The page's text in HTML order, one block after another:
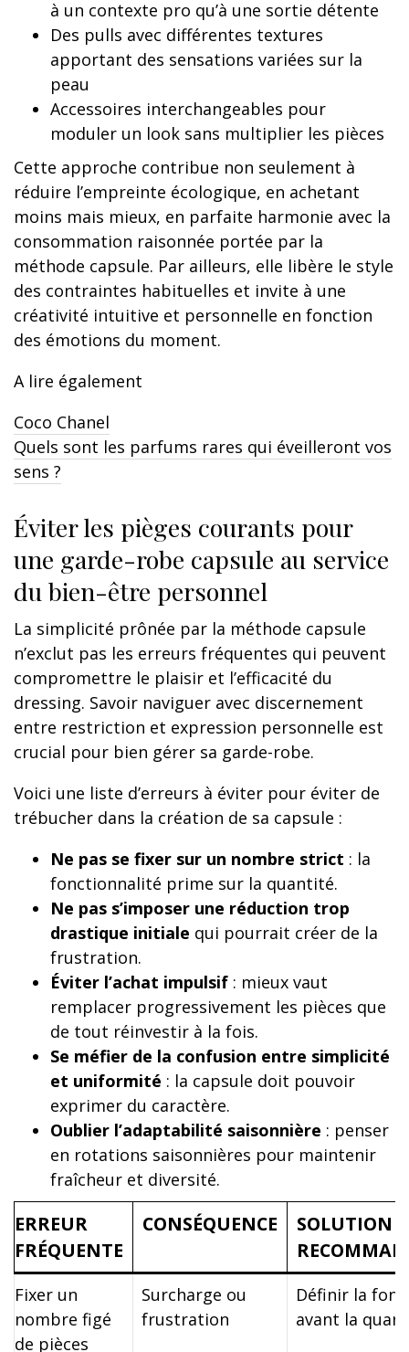
à un contexte pro qu’à une sortie détente
Des pulls avec différentes textures
apportant des sensations variées sur la
peau
Accessoires interchangeables pour
moduler un look sans multiplier les pièces
Cette approche contribue non seulement à
réduire l’empreinte écologique, en achetant
moins mais mieux, en parfaite harmonie avec la
consommation raisonnée portée par la
méthode capsule. Par ailleurs, elle libère le style
des contraintes habituelles et invite à une
créativité intuitive et personnelle en fonction
des émotions du moment.
A lire également
Coco Chanel
Quels sont les parfums rares qui éveilleront vos
sens ?
Éviter les pièges courants pour
une garde-robe capsule au service
du bien-être personnel
La simplicité prônée par la méthode capsule
n’exclut pas les erreurs fréquentes qui peuvent
compromettre le plaisir et l’efficacité du
dressing. Savoir naviguer avec discernement
entre restriction et expression personnelle est
crucial pour bien gérer sa garde-robe.
Voici une liste d’erreurs à éviter pour éviter de
trébucher dans la création de sa capsule :
Ne pas se fixer sur un nombre strict : la
fonctionnalité prime sur la quantité.
Ne pas s’imposer une réduction trop
drastique initiale qui pourrait créer de la
frustration.
Éviter l’achat impulsif : mieux vaut
remplacer progressivement les pièces que
de tout réinvestir à la fois.
Se méfier de la confusion entre simplicité
et uniformité : la capsule doit pouvoir
exprimer du caractère.
Oublier l’adaptabilité saisonnière : penser
en rotations saisonnières pour maintenir
fraîcheur et diversité.
ERREUR
FRÉQUENTE
CONSÉQUENCE
SOLUTION
Fixer un
nombre figé
de pièces
Surcharge ou
frustration
Définir la
avant la